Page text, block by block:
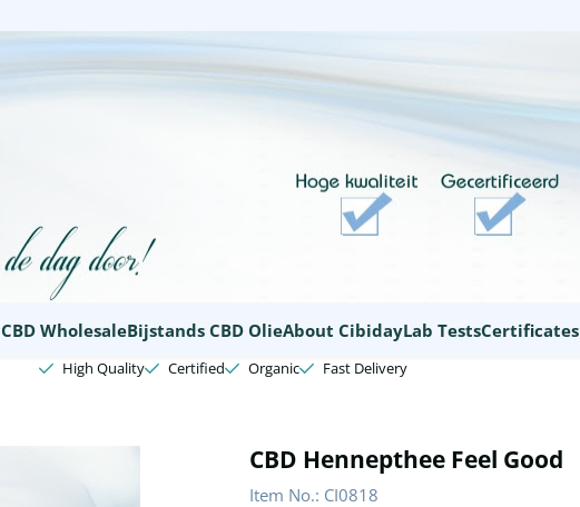
CBD WholesaleBijstands CBD OlieAbout CibidayLab TestsCertificates
High Quality Certified Organic
Fast Delivery
CBD Hennepthee Feel Good
Item No.: CI0818